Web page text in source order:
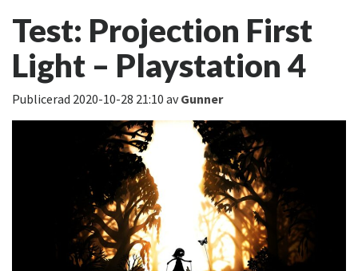
Test: Projection First
Light – Playstation 4
Publicerad 2020-10-28 21:10 avGunner